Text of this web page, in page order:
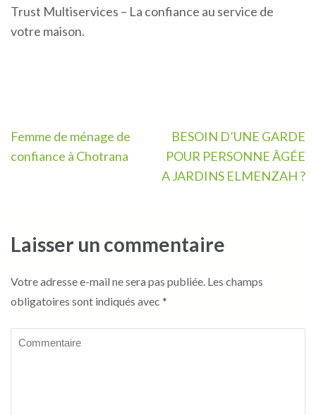
Trust Multiservices – La confiance au service de
votre maison.
Navigation
de
Femme de ménage de
confiance à Chotrana
BESOIN D’UNE GARDE
POUR PERSONNE ÂGÉE
A JARDINS ELMENZAH ?
Laisser un commentaire
Votre adresse e-mail ne sera pas publiée. Les champs
obligatoires sont indiqués avec *
Commentaire